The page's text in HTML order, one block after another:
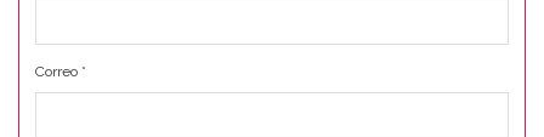
Correo *